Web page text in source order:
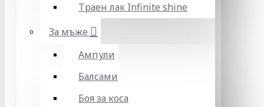
Траен лак Infinite shine
За мъже
Ампули
Балсами
Боя за коса